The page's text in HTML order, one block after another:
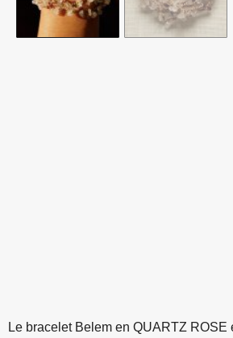
Le bracelet Belem en QUARTZ